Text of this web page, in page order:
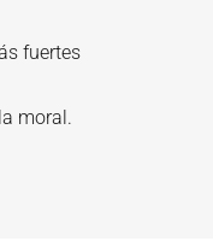
fuertes
moral.